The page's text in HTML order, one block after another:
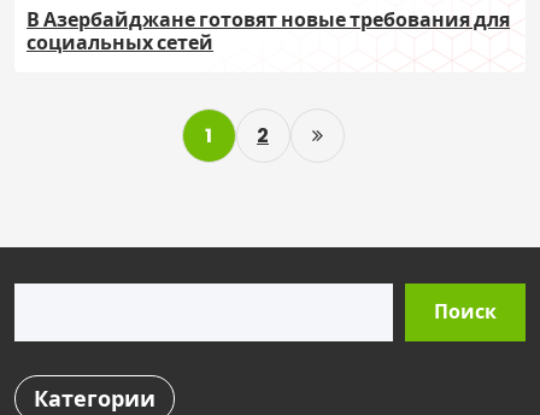
В Азербайджане готовят новые требования для
социальных сетей
P
o
a
1 2
Поиск
Категории